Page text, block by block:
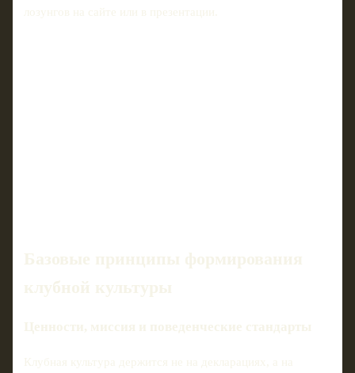
лозунгов на сайте или в презентации.
Базовые принципы формирования
клубной культуры
Ценности, миссия и поведенческие стандарты
Клубная культура держится не на декларациях, а на